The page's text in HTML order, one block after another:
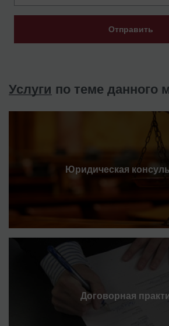
Отправить
Услуги по теме данного
Юридическая
Договорная